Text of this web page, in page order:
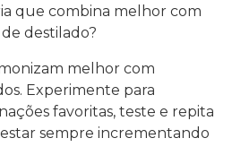
que combina melhor com
destilado?
melhor com
Experimente para
favoritas, teste e repita
sempre incrementando